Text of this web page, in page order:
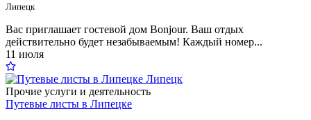
Липецк
Вас приглашает гостевой дом Bonjour. Ваш отдых
действительно будет незабываемым! Каждый номер...
11 июля
Прочие услуги и деятельность
Путевые листы в Липецке